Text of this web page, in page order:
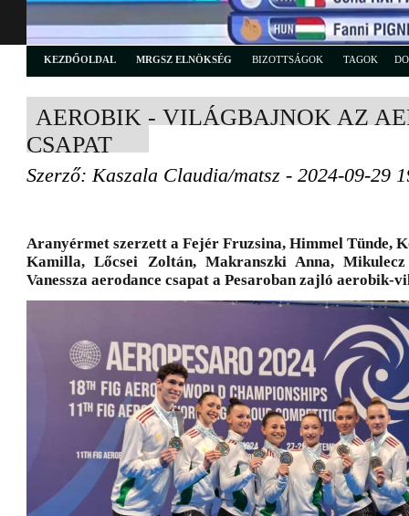
KEZDŐOLDAL MRGSZ ELNÖKSÉG BIZOTTSÁGOK TAGOK
AEROBIK - VILÁGBAJNOK AZ
CSAPAT
Szerző: Kaszala Claudia/matsz - 2024-09-29
Aranyérmet szerzett a Fejér Fruzsina, Himmel Tünde,
Kamilla, Lőcsei Zoltán, Makranszki Anna, Mikulecz
Vanessza aerodance csapat a Pesaroban zajló aerobik-